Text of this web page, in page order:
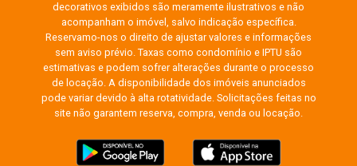
decorativos exibidos são meramente ilustrativos e não
acompanham o imóvel, salvo indicação específica.
Reservamo-nos o direito de ajustar valores e informações
sem aviso prévio. Taxas como condomínio e IPTU são
estimativas e podem sofrer alterações durante o processo
de locação. A disponibilidade dos imóveis anunciados
pode variar devido à alta rotatividade. Solicitações feitas no
site não garantem reserva, compra, venda ou locação.